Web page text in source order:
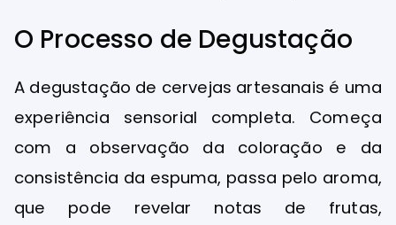
O Processo de Degustação
A degustação de cervejas artesanais é uma
experiência sensorial completa. Começa
com a observação da coloração e da
consistência da espuma, passa pelo aroma,
que pode revelar notas de frutas,